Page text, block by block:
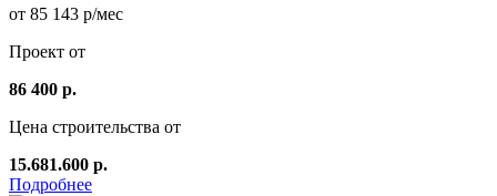
от 85 143 р/мес
Проект от
86 400 р.
Цена строительства от
15.681.600 р.
Подробнее